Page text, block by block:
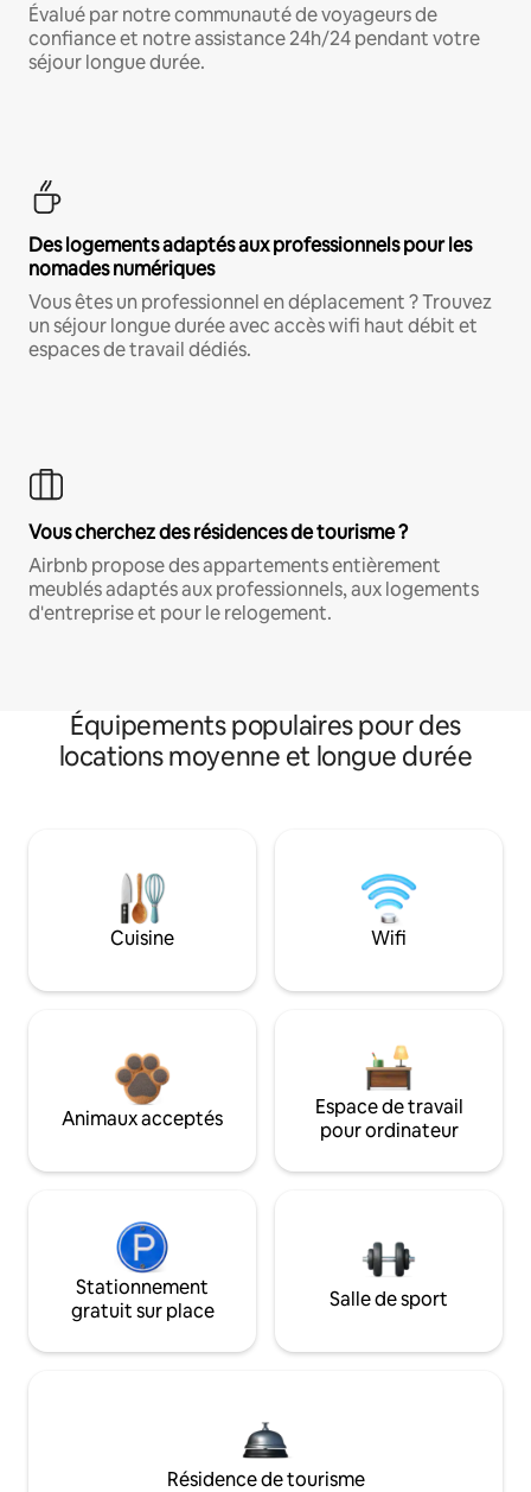
Évalué par notre communauté de voyageurs de
confiance et notre assistance 24h/24 pendant votre
séjour longue durée.
Des logements adaptés aux professionnels pour les
nomades numériques
Vous êtes un professionnel en déplacement ? Trouvez
un séjour longue durée avec accès wifi haut débit et
espaces de travail dédiés.
Vous cherchez des résidences de tourisme ?
Airbnb propose des appartements entièrement
meublés adaptés aux professionnels, aux logements
d'entreprise et pour le relogement.
Équipements populaires pour des
locations moyenne et longue durée
Cuisine Wifi
Animaux acceptés
Espace de travail
pour ordinateur
Stationnement
gratuit sur place
Salle de sport
Résidence de tourisme